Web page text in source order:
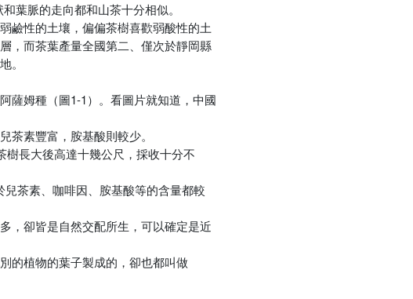
葉脈的走向都和山茶十分相似。
鹼性的土壤，偏偏茶樹喜歡弱酸性的土
，而茶葉產量全國第二、僅次於靜岡縣
。
薩姆種（圖1-1）。看圖片就知道，中國
素豐富，胺基酸則較少。
長大後高達十幾公尺，採收十分不
茶素、咖啡因、胺基酸等的含量都較
，卻皆是自然交配所生，可以確定是近
的植物的葉子製成的，卻也都叫做